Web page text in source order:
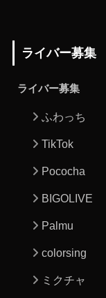
ライバー募集
ライバー募集
ふわっち
TikTok
Pococha
BIGOLIVE
Palmu
colorsing
ミクチャ